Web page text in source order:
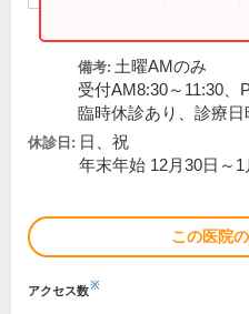
備考: 土曜AMのみ
受付AM8:30～11:30、
臨時休診あり、診療
休診日: 日、祝
年末年始 12月30日～1
この医院
アクセス数※